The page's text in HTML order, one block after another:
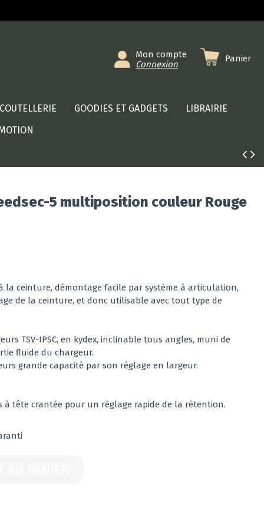
Mon compte
Connexion
Panier
COUTELLERIE GOODIES ET GADGETS
LIBRAIRIE
5 multiposition couleur Rouge
la ceinture, démontage facile par système à articulation,
de la ceinture, et donc utilisable avec tout type de
TSV-IPSC, en kydex, inclinable tous angles, muni de
fluide du chargeur.
grande capacité par son réglage en largeur.
à tête crantée pour un réglage rapide de la rétention.